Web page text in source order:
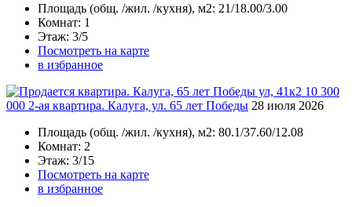
Площадь (общ. /жил. /кухня), м2: 21/18.00/3.00
Комнат: 1
Этаж: 3/5
Посмотреть на карте
в избранное
10 300
000 2-ая квартира. Калуга, ул. 65 лет Победы 28 июля 2026
Площадь (общ. /жил. /кухня), м2: 80.1/37.60/12.08
Комнат: 2
Этаж: 3/15
Посмотреть на карте
в избранное